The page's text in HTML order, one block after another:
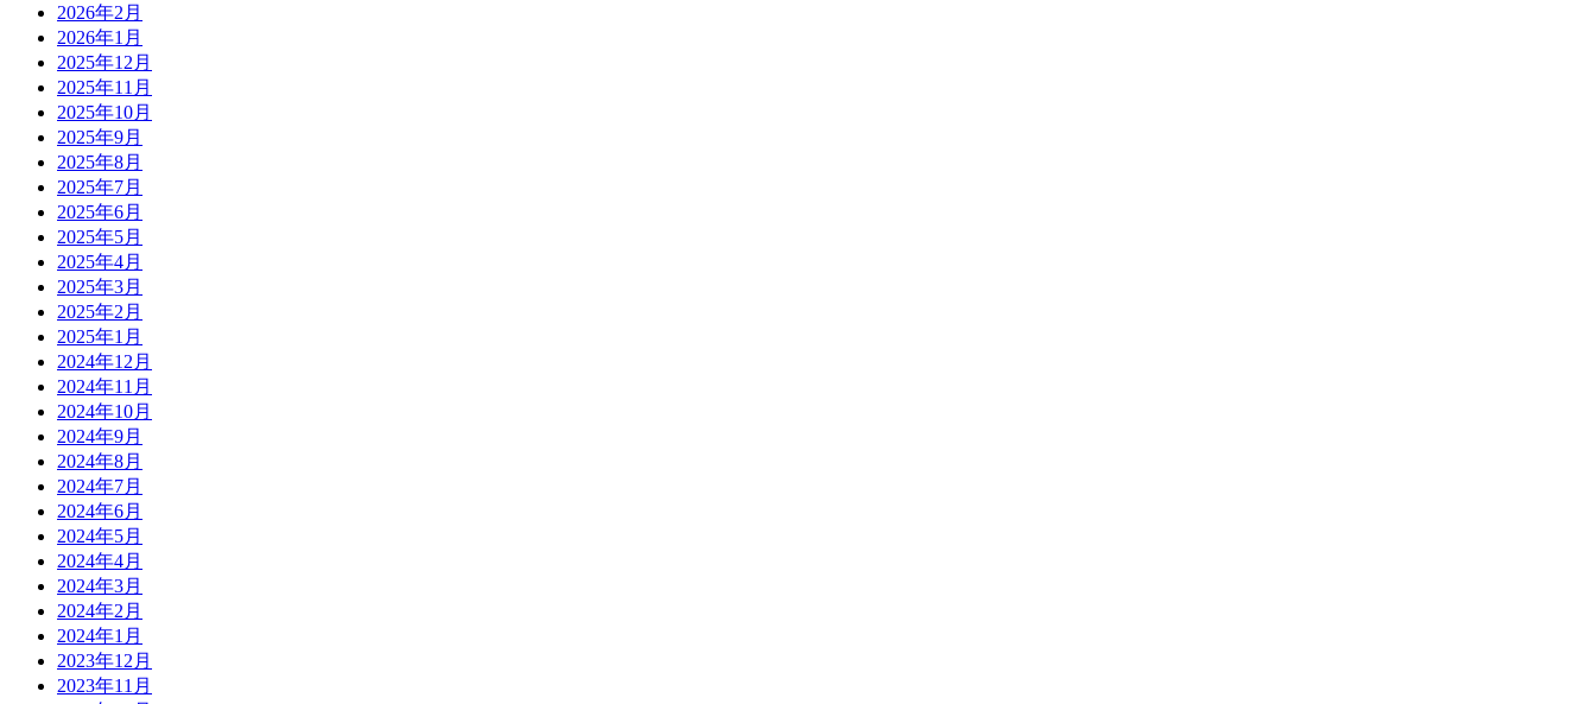
2026年2月
2026年1月
2025年12月
2025年11月
2025年10月
2025年9月
2025年8月
2025年7月
2025年6月
2025年5月
2025年4月
2025年3月
2025年2月
2025年1月
2024年12月
2024年11月
2024年10月
2024年9月
2024年8月
2024年7月
2024年6月
2024年5月
2024年4月
2024年3月
2024年2月
2024年1月
2023年12月
2023年11月